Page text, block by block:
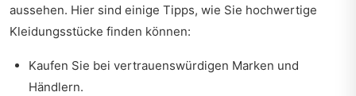
aussehen. Hier sind einige Tipps, wie Sie hochwertige
Kleidungsstücke finden können:
Kaufen Sie bei vertrauenswürdigen Marken und
Händlern.